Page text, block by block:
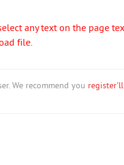
any text on the page
file.
We recommend you register'll